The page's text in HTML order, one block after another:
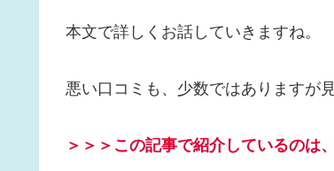
本文で詳しくお話していきますね。
悪い口コミも、少数ではありますが
＞＞＞この記事で紹介しているのは、